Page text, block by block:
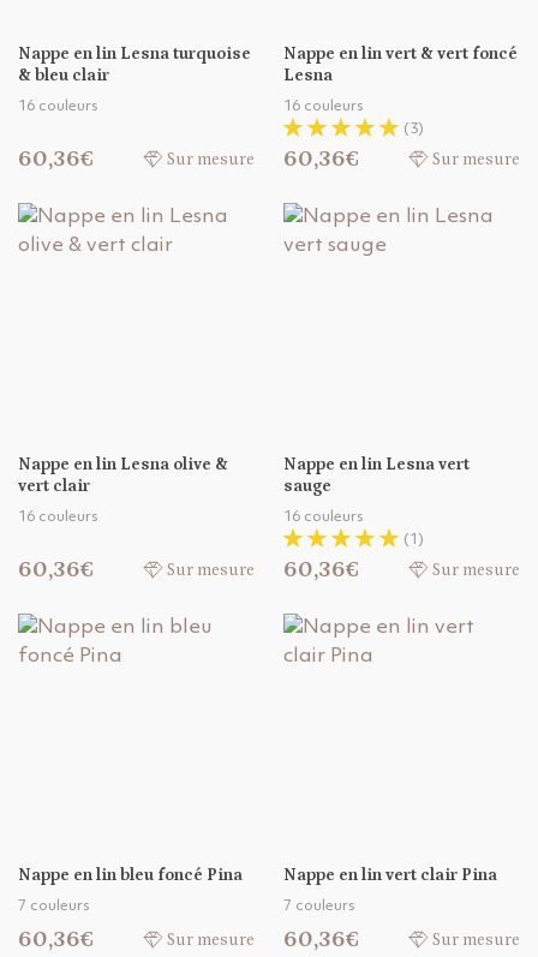
Nappe en lin Lesna turquoise
& bleu clair
16 couleurs
60,36€ Sur mesure
Nappe en lin vert & vert foncé
Lesna
16 couleurs
(3)
60,36€ Sur mesure
Nappe en lin Lesna olive &
vert clair
16 couleurs
60,36€ Sur mesure
Nappe en lin Lesna vert
sauge
16 couleurs
(1)
60,36€ Sur mesure
Nappe en lin bleu foncé Pina
7 couleurs
60,36€ Sur mesure
Nappe en lin vert clair Pina
7 couleurs
60,36€ Sur mesure